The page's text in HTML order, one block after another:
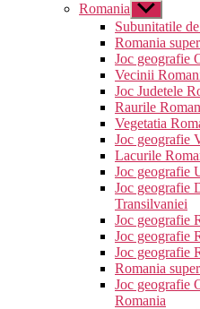
Romania Arată
submeniul
Subunitatile
Romania
Joc geografie
Vecinii
Joc Judetele
Raurile
Vegetatia
Joc geografie
Lacurile
Joc geografie
Joc geografie
Transilvaniei
Joc geografie
Joc geografie
Joc geografie
Romania
Joc geografie
Romania